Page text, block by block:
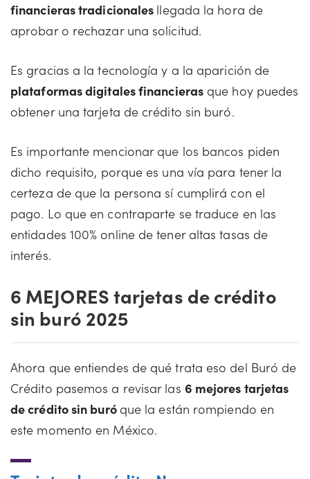
financieras tradicionales llegada la hora de
aprobar o rechazar una solicitud.
Es gracias a la tecnología y a la aparición de
plataformas digitales financierasque hoy puedes
obtener una tarjeta de crédito sin buró.
Es importante mencionar que los bancos piden
dicho requisito, porque es una vía para tener la
certeza de que la persona sí cumplirá con el
pago. Lo que en contraparte se traduce en las
entidades 100% online de tener altas tasas de
interés.
6 MEJORES tarjetas de crédito
sin buró 2025
Ahora que entiendes de qué trata eso del Buró de
Crédito pasemos a revisar las 6 mejores tarjetas
de crédito sin buró que la están rompiendo en
este momento en México.